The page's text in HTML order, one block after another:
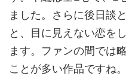
ました。さらに後日談
と、目に見えない恋を
ます。ファンの間では
ことが多い作品ですね。